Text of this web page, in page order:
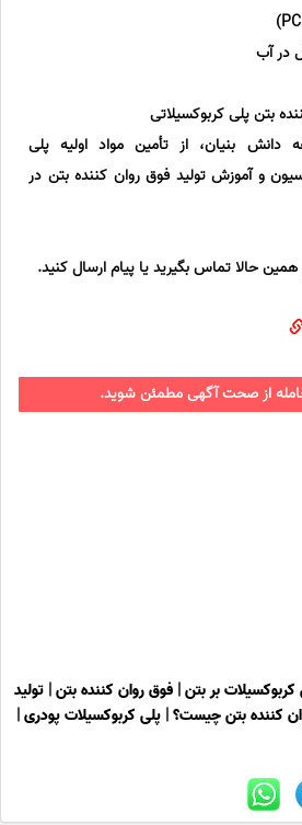
در آب
بتن پلی کربوکسیلاتی
بنیان، از تأمین مواد اولیه پلی
و آموزش تولید فوق روان کننده بتن در
حالا تماس بگیرید یا پیام ارسال کنید.
از صحت آگهی مطمئن شوید.
کربوکسیلات بر بتن| فوق روان کننده بتن| تولید
کننده بتن چیست؟| پلی کربوکسیلات پودری|